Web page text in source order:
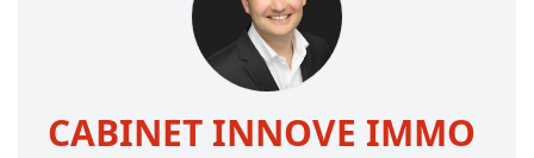
CABINET INNOVE IMMO